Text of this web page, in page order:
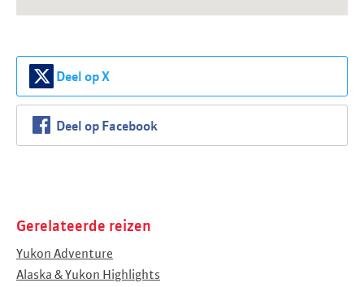
Deel op X
Deel op Facebook
Gerelateerde reizen
Yukon Adventure
Alaska & Yukon Highlights